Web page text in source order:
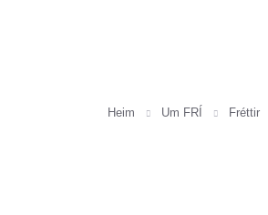
Heim Um FRÍ Fréttir